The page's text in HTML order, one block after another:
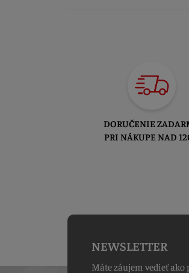
DORUČENIE
PRI NÁKUPE NAD
NEWSLETTER
Máte záujem vedieť ako